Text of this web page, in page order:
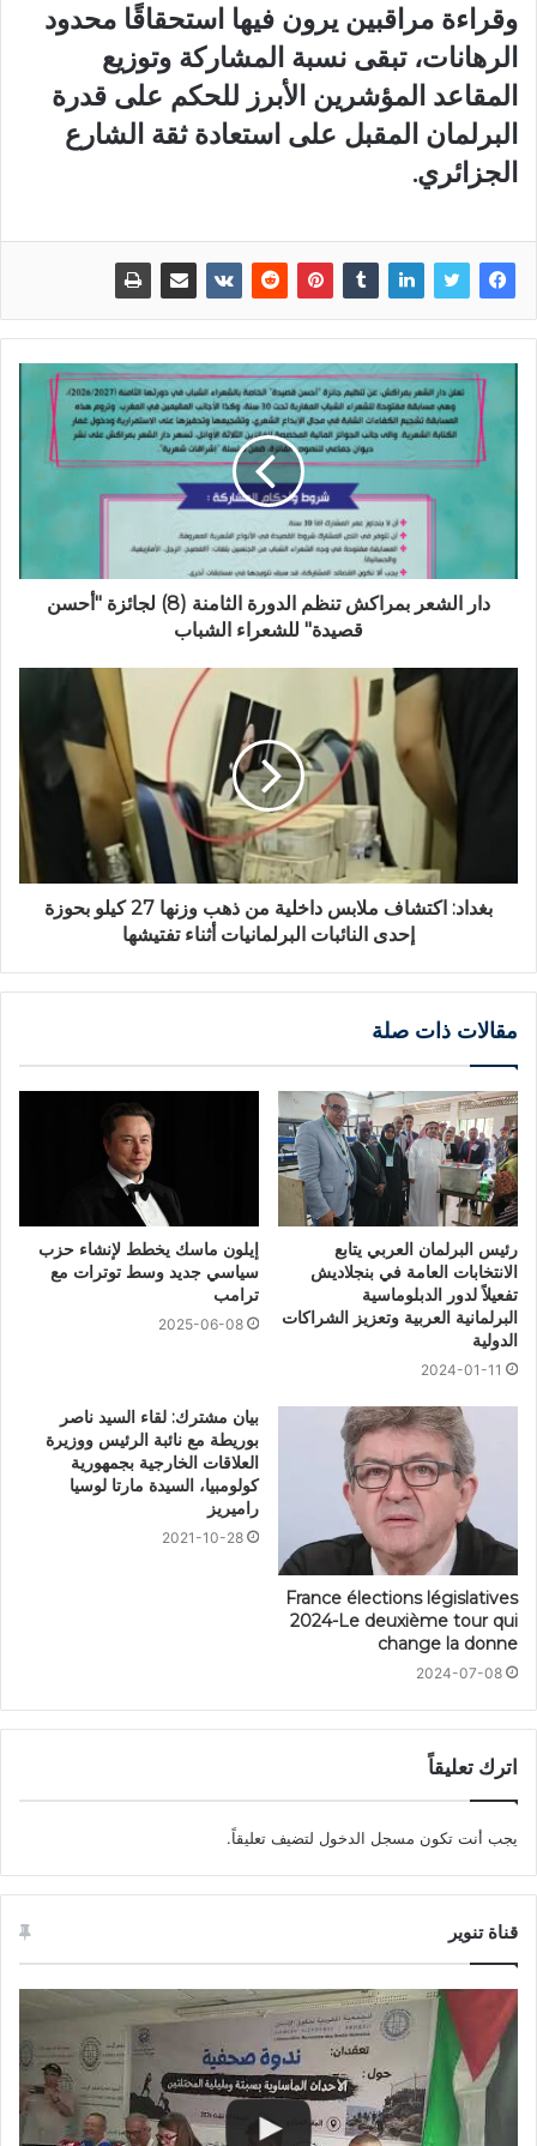
وقراءة مراقبين يرون فيها استحقاقًا محدود
الرهانات، تبقى نسبة المشاركة وتوزيع
المقاعد المؤشرين الأبرز للحكم على قدرة
البرلمان المقبل على استعادة ثقة الشارع
الجزائري.
دار الشعر بمراكش تنظم الدورة الثامنة (8) لجائزة "أحسن
قصيدة" للشعراء الشباب
بغداد: اكتشاف ملابس داخلية من ذهب وزنها 27 كيلو بحوزة
إحدى النائبات البرلمانيات أثناء تفتيشها
مقالات ذات صلة
رئيس البرلمان العربي يتابع
الانتخابات العامة في بنجلاديش
تفعيلاً لدور الدبلوماسية
البرلمانية العربية وتعزيز الشراكات
الدولية
2024-01-11
إيلون ماسك يخطط لإنشاء حزب
سياسي جديد وسط توترات مع
ترامب
2025-06-08
France élections législatives
2024-Le deuxième tour qui
change la donne
2024-07-08
بيان مشترك: لقاء السيد ناصر
بوريطة مع نائبة الرئيس ووزيرة
العلاقات الخارجية بجمهورية
كولومبيا، السيدة مارتا لوسيا
راميريز
2021-10-28
اترك تعليقاً
يجب أنت تكون مسجل الدخول لتضيف تعليقاً.
قناة تنوير